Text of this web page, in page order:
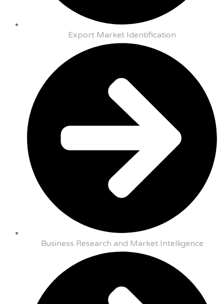
Export Market Identification
Business Research and Market Intelligence